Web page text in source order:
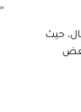
حيث
بعض